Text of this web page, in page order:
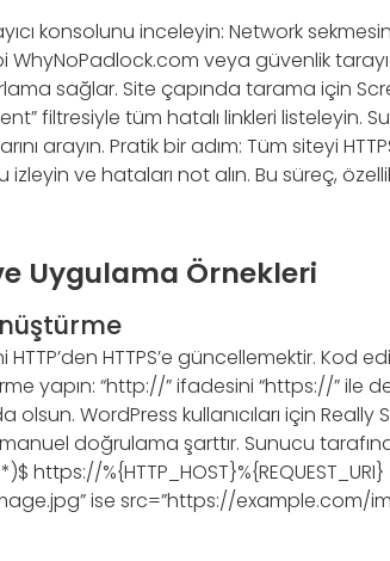
konsolunu inceleyin: Network
WhyNoPadlock.com veya güvenlik
sağlar. Site çapında tarama için
filtresiyle tüm hatalı linkleri listeleyin.
arayın. Pratik bir adım: Tüm siteyi
ve hataları not alın. Bu süreç,
Uygulama Örnekleri
HTTP’den HTTPS’e güncellemektir. Kod
yapın: “http://” ifadesini “https://” ile
WordPress kullanıcıları için Really
doğrulama şarttır. Sunucu
https://%{HTTP_HOST}%{REQUEST_URI}
ise src=”https://example.com/